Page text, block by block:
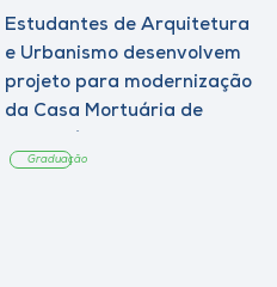
Estudantes de Arquitetura
e Urbanismo desenvolvem
projeto para modernização
da Casa Mortuária de
Graduação